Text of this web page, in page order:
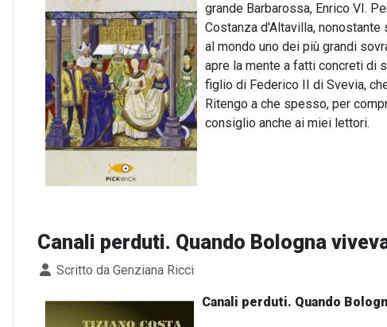
grande Barbarossa, Enrico VI.
Costanza d'Altavilla,
al mondo uno dei più grandi
apre la mente a fatti concreti di
figlio di Federico II di Svevia,
Ritengo a che spesso, per
consiglio anche ai miei lettori.
Canali perduti. Quando Bologna
Dettagli
Scritto da Genziana Ricci
Canali perduti. Quando